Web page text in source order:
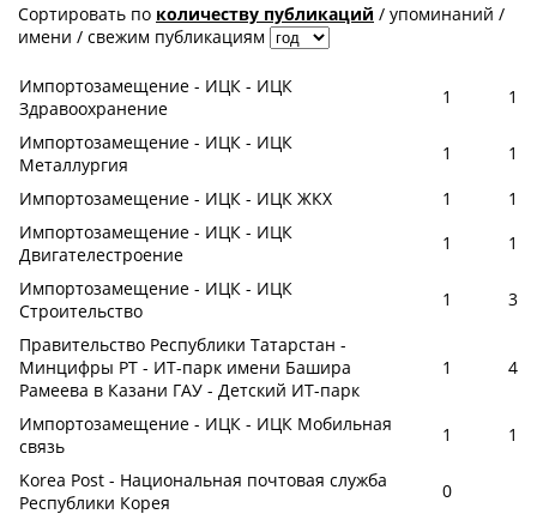
Сортировать по количеству публикаций / упоминаний /
имени / свежим публикациям
Импортозамещение - ИЦК - ИЦК
Здравоохранение
1
1
Импортозамещение - ИЦК - ИЦК
Металлургия
1
1
Импортозамещение - ИЦК - ИЦК ЖКХ
1
1
Импортозамещение - ИЦК - ИЦК
Двигателестроение
1
1
Импортозамещение - ИЦК - ИЦК
Строительство
1
3
Правительство Республики Татарстан -
Минцифры РТ - ИТ-парк имени Башира
Рамеева в Казани ГАУ - Детский ИТ-парк
1 4
Импортозамещение - ИЦК - ИЦК Мобильная
связь
1
1
Korea Post - Национальная почтовая служба
Республики Корея
0